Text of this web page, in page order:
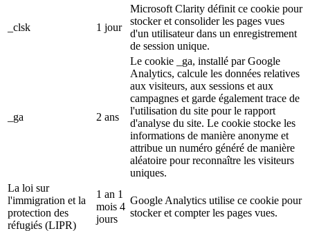
_clsk 1 jour
Microsoft Clarity définit ce cookie pour
stocker et consolider les pages vues
d'un utilisateur dans un enregistrement
de session unique.
_ga 2 ans
Le cookie _ga, installé par Google
Analytics, calcule les données relatives
aux visiteurs, aux sessions et aux
campagnes et garde également trace de
l'utilisation du site pour le rapport
d'analyse du site. Le cookie stocke les
informations de manière anonyme et
attribue un numéro généré de manière
aléatoire pour reconnaître les visiteurs
uniques.
La loi sur
l'immigration et la
protection des
réfugiés (LIPR)
1 an 1
mois 4
jours
Google Analytics utilise ce cookie pour
stocker et compter les pages vues.